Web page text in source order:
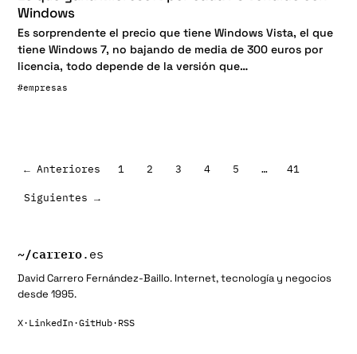
Windows
Es sorprendente el precio que tiene Windows Vista, el que
tiene Windows 7, no bajando de media de 300 euros por
licencia, todo depende de la versión que…
#empresas
de
← Anteriores 1 2 3 4 5 … 41
Siguientes →
~/carrero.es
David Carrero Fernández-Baillo. Internet, tecnología y negocios
desde 1995.
X· LinkedIn·GitHub· RSS